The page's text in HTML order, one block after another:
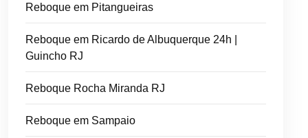
Reboque em Pitangueiras
Reboque em Ricardo de Albuquerque 24h |
Guincho RJ
Reboque Rocha Miranda RJ
Reboque em Sampaio